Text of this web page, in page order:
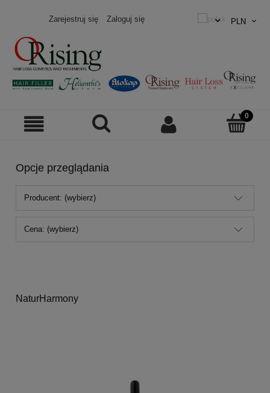
Zarejestruj się Zaloguj się
Opcje przeglądania
Producent: (wybierz)
Cena: (wybierz)
NaturHarmony